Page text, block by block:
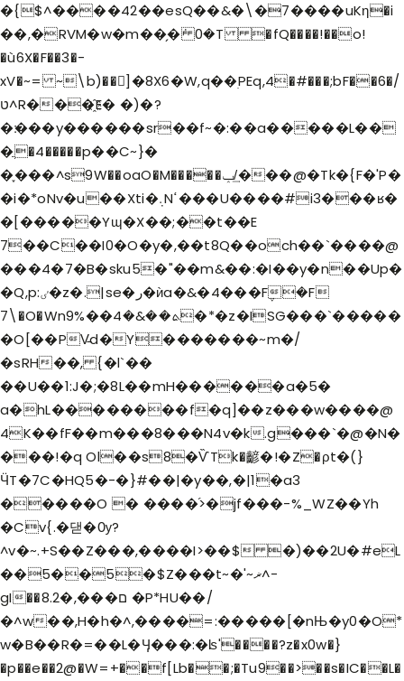
�{$^����42��esQ��&�\�7����uKη�i
��,�RVM�w�m��̗�ܿ 0�T �fQ����!��o!
�ù6X�F��3�-
xV�~= ~\b)��]�8X6�W,q��ׅPEq,4�#���;bF��6�/
ט^R���҈E� �)�?
�׃���y������sr��f~�:��a�����L��
�ֲ�4�����p��C~}�
�֪���^s9W��oaO�M�����ݕ/͢���@�Tk�{F�'P�
�i�*oNv�u��Xti�܉Nߵ���U����#i3���ʁ�
�[�����Yɰ�X��;��t��E
7��C��I0�O�y�,��t8Q��och��`����@
���4�7�B�sku5�"��m&��:�I��y�n��Up�
�Q,p:ٸ�z�.|se�ر�ѝa�&�4���F݆�F
7\�O�Wnܬ��&�4��%9�*�z�ISG���`�����
�O[��PV̵d�Y�������~m�/
�sRH��, {�l`��
��U��1:J�;�8L��mH������a�5�
a�hL��������f�q]��z���w����@
4K��fF��m���8���N4v�k.g���`�@�N�
���!�q Ol��s8�ѶTk�齴�!�Z�ρt�(}
ӴT�7C�HQ5�-�}#��|�y��,�|1�a3
�����O � ����֜>�jf���-%_WZ��Yh
�Cv{.�댇�Ѹ?
^v�~.+S��Z���,����I>��$ �)��2U�#eL
��5��5�$Z���t~�'~ޜ^-
gI��8.ם���,�2 �P*HU��/
�^w��,H�h�^,����=:�����[�nЊ�y0�O*
w�B��R�=��L�Ӌ���:�ʪ'����?z�x0w�}
�p��e��2@�W=+��f[Lb��;�Tu9��>��s�IC��L�